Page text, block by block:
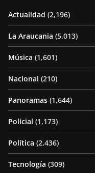
Actualidad (2,196)
La Araucania (5,013)
Música (1,601)
Nacional (210)
Panoramas (1,644)
Policial (1,173)
Política (2,436)
Tecnología (309)